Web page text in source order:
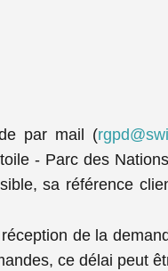
par mail (
- Parc des
sa référence
de la
ce délai peut